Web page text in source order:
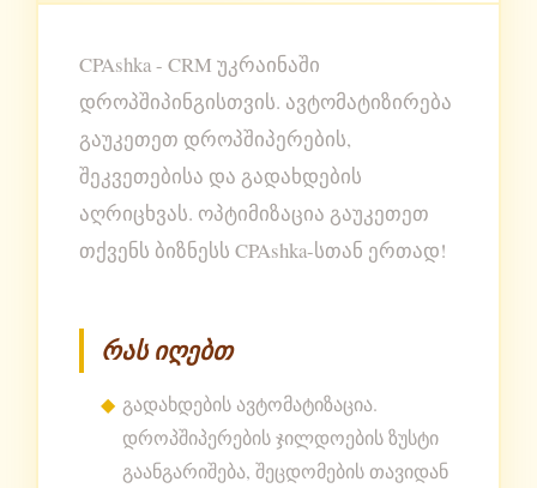
CPAshka - CRM უკრაინაში
დროპშიპინგისთვის. ავტომატიზირება
გაუკეთეთ დროპშიპერების,
შეკვეთებისა და გადახდების
აღრიცხვას. ოპტიმიზაცია გაუკეთეთ
თქვენს ბიზნესს CPAshka-სთან ერთად!
რას იღებთ
გადახდების ავტომატიზაცია.
დროპშიპერების ჯილდოების ზუსტი
გაანგარიშება, შეცდომების თავიდან